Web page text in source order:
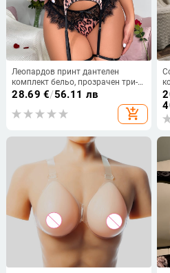
Леопардов принт дантелен
комплект бельо, прозрачен три-
частен дизайн, полиестер
28.69 €/56.11 лв
add_shopping_cart